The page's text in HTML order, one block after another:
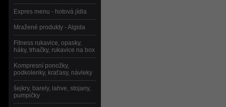
Expres menu - hotová jídla
Mražené produkty - Algida
Fitness rukavice, opasky,
háky, trhačky, rukavice na box
Kompresní ponožky,
podkolenky, kraťasy, návleky
šejkry, barely, lahve, stojany,
pumpičky